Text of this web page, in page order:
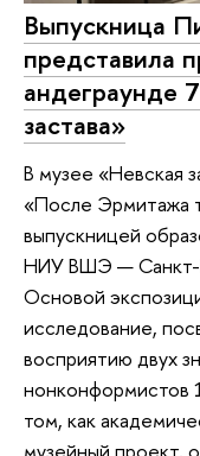
Выпускница
представила
андеграунде
застава»
В музее «Невская
«После Эрмитажа
выпускницей
НИУ ВШЭ — Санкт-
Основой
исследование,
восприятию двух
нонконформистов
том, как
музейный проект,